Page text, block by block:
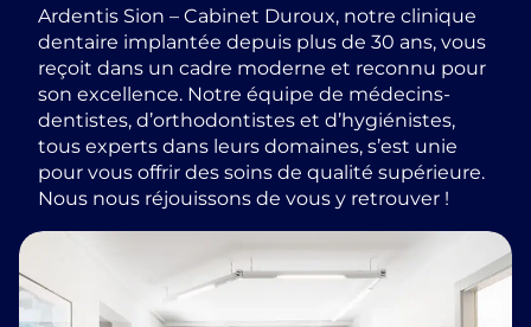
Ardentis Sion – Cabinet Duroux, notre clinique
dentaire implantée depuis plus de 30 ans, vous
reçoit dans un cadre moderne et reconnu pour
son excellence. Notre équipe de médecins-
dentistes, d’orthodontistes et d’hygiénistes,
tous experts dans leurs domaines, s’est unie
pour vous offrir des soins de qualité supérieure.
Nous nous réjouissons de vous y retrouver !